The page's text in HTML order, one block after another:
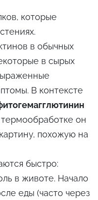
которые
в обычных
в сырых
В контексте
он
похожую на
быстро:
в животе. Начало
еды (часто через